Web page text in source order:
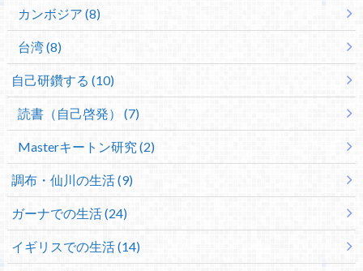
カンボジア (8)
台湾 (8)
自己研鑽する (10)
読書（自己啓発） (7)
Masterキートン研究 (2)
調布・仙川の生活 (9)
ガーナでの生活 (24)
イギリスでの生活 (14)